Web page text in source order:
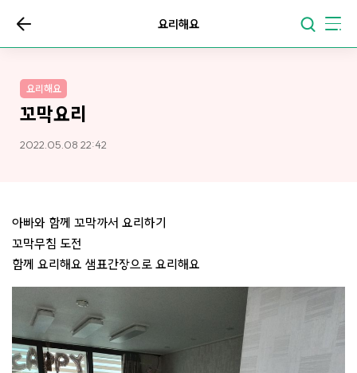
요리해요
요리해요
꼬막요리
2022.05.08 22:42
아빠와 함께 꼬막까서 요리하기
꼬막무침 도전
함께 요리해요 샘표간장으로 요리해요